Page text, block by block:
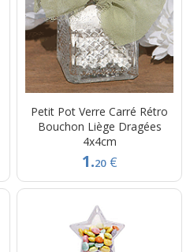
Petit Pot Verre Carré Rétro
Bouchon Liège Dragées
4x4cm
1.20 €